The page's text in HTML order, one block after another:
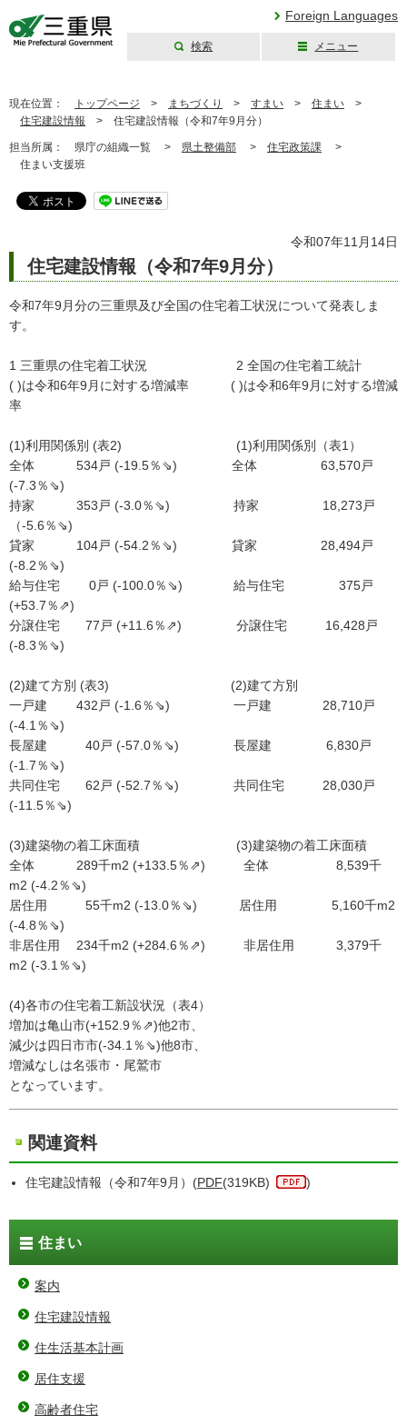
Foreign Languages
検索 メニュー
現在位置： トップページ > まちづくり > すまい > 住まい >
住宅建設情報 > 住宅建設情報（令和7年9月分）
担当所属： 県庁の組織一覧 > 県土整備部 > 住宅政策課 >
住まい支援班
令和07年11月14日
住宅建設情報（令和7年9月分）
令和7年9月分の三重県及び全国の住宅着工状況について発表しま
す。
1 三重県の住宅着工状況 2 全国の住宅着工統計
( )は令和6年9月に対する増減率 ( )は令和6年9月に対する増減
率
(1)利用関係別 (表2) (1)利用関係別（表1）
全体 534戸 (-19.5％⇘) 全体 63,570戸
(-7.3％⇘)
持家 353戸 (-3.0％⇘) 持家 18,273戸
（-5.6％⇘)
貸家 104戸 (-54.2％⇘) 貸家 28,494戸
(-8.2％⇘)
給与住宅 0戸 (-100.0％⇘) 給与住宅 375戸
(+53.7％⇗)
分譲住宅 77戸 (+11.6％⇗) 分譲住宅 16,428戸
(-8.3％⇘)
(2)建て方別 (表3) (2)建て方別
一戸建 432戸 (-1.6％⇘) 一戸建 28,710戸
(-4.1％⇘)
長屋建 40戸 (-57.0％⇘) 長屋建 6,830戸
(-1.7％⇘)
共同住宅 62戸 (-52.7％⇘) 共同住宅 28,030戸
(-11.5％⇘)
(3)建築物の着工床面積 (3)建築物の着工床面積
全体 289千m2 (+133.5％⇗) 全体 8,539千
m2 (-4.2％⇘)
居住用 55千m2 (-13.0％⇘) 居住用 5,160千m2
(-4.8％⇘)
非居住用 234千m2 (+284.6％⇗) 非居住用 3,379千
m2 (-3.1％⇘)
(4)各市の住宅着工新設状況（表4）
増加は亀山市(+152.9％⇗)他2市、
減少は四日市市(-34.1％⇘)他8市、
増減なしは名張市・尾鷲市
となっています。
関連資料
住宅建設情報（令和7年9月）(PDF(319KB) )
住まい
案内
住宅建設情報
住生活基本計画
居住支援
高齢者住宅